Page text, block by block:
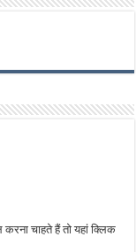
चाहते हैं तो यहां क्लिक